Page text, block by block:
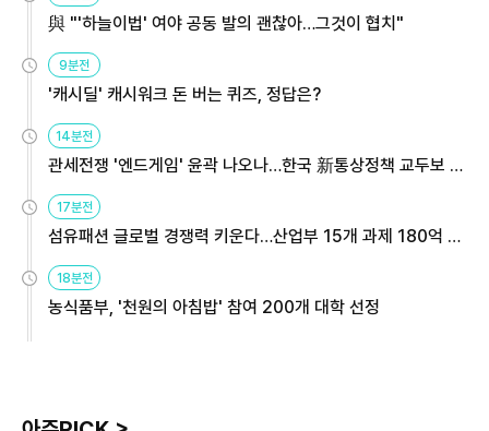
與 "'하늘이법' 여야 공동 발의 괜찮아…그것이 협치"
9분전
'캐시딜' 캐시워크 돈 버는 퀴즈, 정답은?
14분전
관세전쟁 '엔드게임' 윤곽 나오나…한국 新통상정책 교두보 활
용해야
17분전
섬유패션 글로벌 경쟁력 키운다…산업부 15개 과제 180억 지
원
18분전
농식품부, '천원의 아침밥' 참여 200개 대학 선정